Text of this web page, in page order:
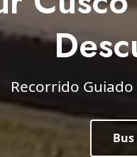
Recorrido